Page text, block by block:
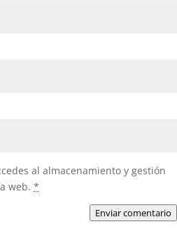
al almacenamiento y gestión
web. *
Enviar comentario